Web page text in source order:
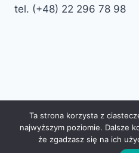
tel. (+48) 22 296 78 98
WordPress,
https://
Ta strona korzysta z
najwyższym poziomie. Dalsze
że zgadzasz się na ich